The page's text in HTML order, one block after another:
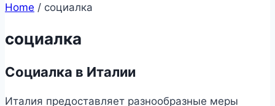
Home / социалка
социалка
Социалка в Италии
Италия предоставляет разнообразные меры